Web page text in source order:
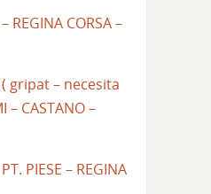
REGINA CORSA –
( gripat – necesita
– CASTANO –
PIESE – REGINA